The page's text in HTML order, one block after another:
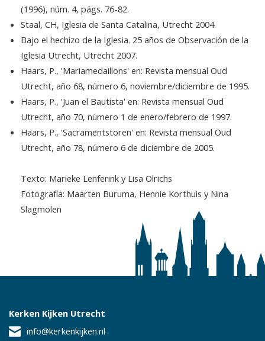
(1996), núm. 4, págs. 76-82.
Staal, CH, Iglesia de Santa Catalina, Utrecht 2004.
Bajo el hechizo de la Iglesia. 25 años de Observación de la
Iglesia Utrecht, Utrecht 2007.
Haars, P., 'Mariamedaillons' en: Revista mensual Oud
Utrecht, año 68, número 6, noviembre/diciembre de 1995.
Haars, P., 'Juan el Bautista' en: Revista mensual Oud
Utrecht, año 70, número 1 de enero/febrero de 1997.
Haars, P., 'Sacramentstoren' en: Revista mensual Oud
Utrecht, año 78, número 6 de diciembre de 2005.
Texto: Marieke Lenferink y Lisa Olrichs
Fotografía: Maarten Buruma, Hennie Korthuis y Nina
Slagmolen
Kerken Kijken Utrecht
info@kerkenkijken.nl